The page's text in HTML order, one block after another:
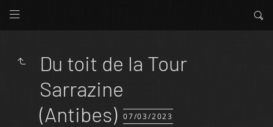
Du toit de la Tour
Sarrazine
(Antibes) 07/03/2023